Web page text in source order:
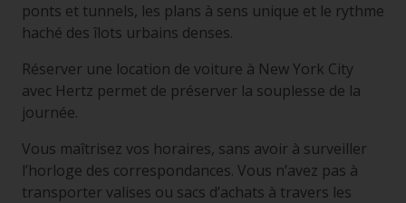
ponts et tunnels, les plans à sens unique et le rythme
haché des îlots urbains denses.
Réserver une location de voiture à New York City
avec Hertz permet de préserver la souplesse de la
journée.
Vous maîtrisez vos horaires, sans avoir à surveiller
l’horloge des correspondances. Vous n’avez pas à
transporter valises ou sacs d’achats à travers les